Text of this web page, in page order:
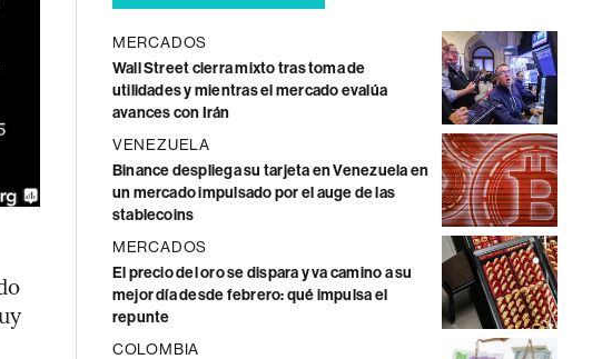
MERCADOS
Wall Street cierra mixto tras toma de
utilidades y mientras el mercado evalúa
avances con Irán
VENEZUELA
Binance despliega su tarjeta en Venezuela en
un mercado impulsado por el auge de las
stablecoins
MERCADOS
El precio del oro se dispara y va camino a su
mejor día desde febrero: qué impulsa el
repunte
COLOMBIA